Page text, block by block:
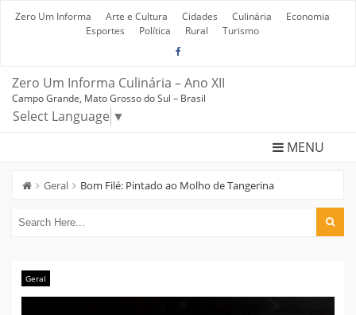
Zero Um Informa Arte e Cultura Cidades Culinária
Economia
Esportes
Política Rural Turismo
Zero Um Informa Culinária – Ano XII
Campo Grande, Mato Grosso do Sul – Brasil
Select Language ▼
MENU
Geral Bom Filé: Pintado ao Molho de Tangerina
Geral